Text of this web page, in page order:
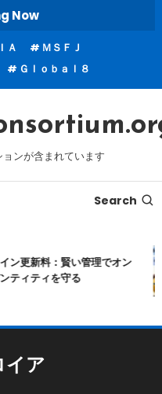
Now
Ａ
ＭＳＦＪ
Ｇｌｏｂａｌ８
ンが含まれています
Search
ン更新料：賢い管理でオン
ティティを守る
イア